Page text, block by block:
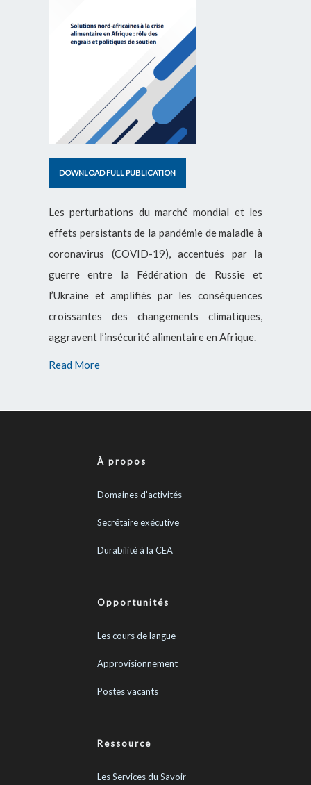
DOWNLOAD FULL PUBLICATION
Les perturbations du marché mondial et les
effets persistants de la pandémie de maladie à
coronavirus (COVID-19), accentués par la
guerre entre la Fédération de Russie et
l’Ukraine et amplifiés par les conséquences
croissantes des changements climatiques,
aggravent l’insécurité alimentaire en Afrique.
Read More
À propos
Domaines d’activités
Secrétaire exécutive
Durabilité à la CEA
Opportunités
Les cours de langue
Approvisionnement
Postes vacants
Ressource
Les Services du Savoir